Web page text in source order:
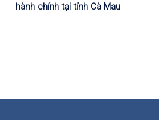
hành chính tại tỉnh Cà Mau